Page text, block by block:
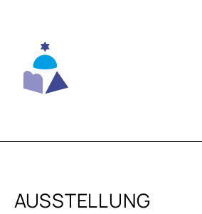
content
AUSSTELLUNG